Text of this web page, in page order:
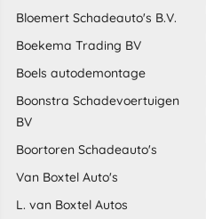
Bloemert Schadeauto's B.V.
Boekema Trading BV
Boels autodemontage
Boonstra Schadevoertuigen
BV
Boortoren Schadeauto's
Van Boxtel Auto's
L. van Boxtel Autos